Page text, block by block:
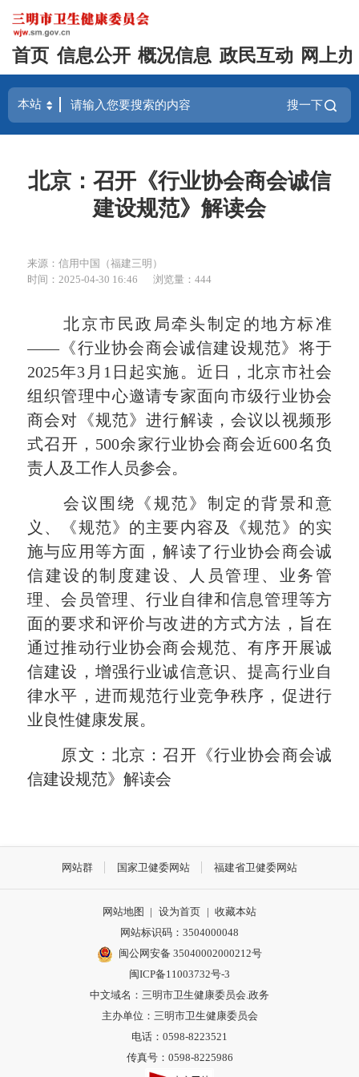
首页 信息公开 概况信息 政民互动 网上
搜一下
北京：召开《行业协会商会诚信
建设规范》解读会
来源：信用中国（福建三明）
时间：2025-04-30 16:46
浏览量：444
北京市民政局牵头制定的地方标准
——《行业协会商会诚信建设规范》将于
2025年3月1日起实施。近日，北京市社会
组织管理中心邀请专家面向市级行业协会
商会对《规范》进行解读，会议以视频形
式召开，500余家行业协会商会近600名负
责人及工作人员参会。
会议围绕《规范》制定的背景和意
义、《规范》的主要内容及《规范》的实
施与应用等方面，解读了行业协会商会诚
信建设的制度建设、人员管理、业务管
理、会员管理、行业自律和信息管理等方
面的要求和评价与改进的方式方法，旨在
通过推动行业协会商会规范、有序开展诚
信建设，增强行业诚信意识、提高行业自
律水平，进而规范行业竞争秩序，促进行
业良性健康发展。
原文： 北京：召开《行业协会商会诚
信建设规范》解读会
网站群 国家卫健委网站 福建省卫健委网站
网站地图 | 设为首页 | 收藏本站
网站标识码：3504000048
闽公网安备 35040002000212号
闽ICP备11003732号-3
中文域名：三明市卫生健康委员会.政务
主办单位：三明市卫生健康委员会
电话：0598-8223521
传真号：0598-8225986